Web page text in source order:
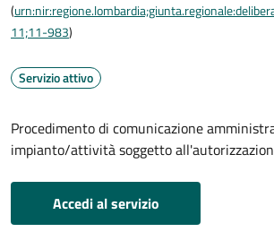
(
11;11-983)
Servizio attivo
Procedimento di comunicazione
impianto/attività soggetto
Accedi al servizio